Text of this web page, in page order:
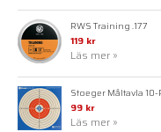
RWS Training .177
119 kr
Läs mer »
Stoeger Måltavla
99 kr
Läs mer »